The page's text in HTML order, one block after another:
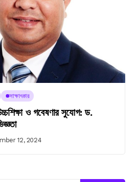
সাক্ষাৎকার
ও গবেষণার সুযোগ: ড.
12, 2024